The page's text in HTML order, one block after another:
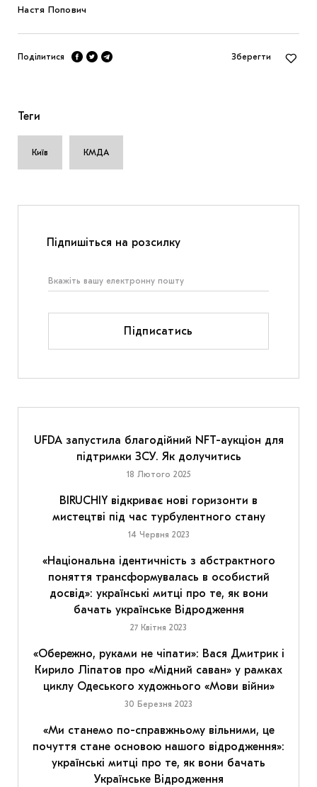
Настя Попович
Поділитися Зберегти
Теги
Київ КМДА
Підпишіться на розсилку
Підписатись
UFDA запустила благодійний NFT-аукціон для
підтримки ЗСУ. Як долучитись
18 Лютого 2025
BIRUCHIY відкриває нові горизонти в
мистецтві під час турбулентного стану
14 Червня 2023
«Національна ідентичність з абстрактного
поняття трансформувалась в особистий
досвід»: українські митці про те, як вони
бачать українське Відродження
27 Квітня 2023
«Обережно, руками не чіпати»: Вася Дмитрик і
Кирило Ліпатов про «Мідний саван» у рамках
циклу Одеського художнього «Мови війни»
30 Березня 2023
«Ми станемо по-справжньому вільними, це
почуття стане основою нашого відродження»:
українські митці про те, як вони бачать
Українське Відродження